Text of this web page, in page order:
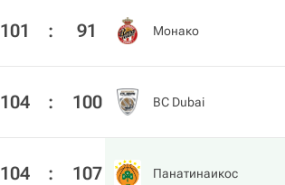
101 : 91 Монако
104 : 100 BC Dubai
104 : 107 Панатинаикос